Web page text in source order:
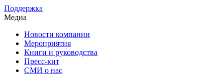
Поддержка
Медиа
Новости компании
Мероприятия
Книги и руководства
Пресс-кит
СМИ о нас